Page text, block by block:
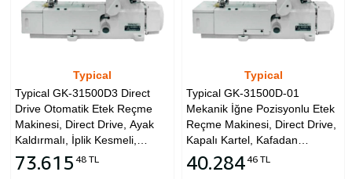
Typical
Typical GK-31500D3 Direct
Drive Otomatik Etek Reçme
Makinesi, Direct Drive, Ayak
Kaldırmalı, İplik Kesmeli,
Kafadan Motorlu, Tabla ve
Tekerlekli Ayak
73.615 48 TL
Typical
Typical GK-31500D-01
Mekanik İğne Pozisyonlu Etek
Reçme Makinesi, Direct Drive,
Kapalı Kartel, Kafadan
Motorlu, Tabla ve Tekerlekli
Ayak
40.28446 TL